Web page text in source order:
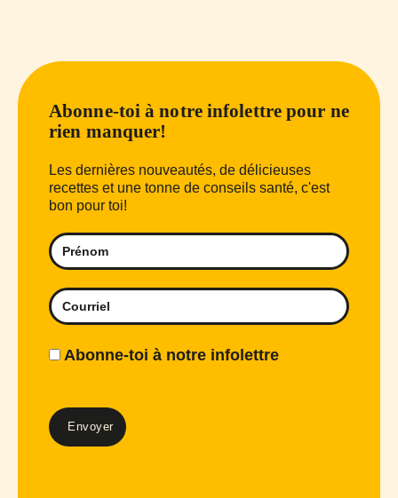
Abonne-toi à notre infolettre pour ne
rien manquer!
Les dernières nouveautés, de délicieuses
recettes et une tonne de conseils santé, c'est
bon pour toi!
Abonne-toi à notre infolettre